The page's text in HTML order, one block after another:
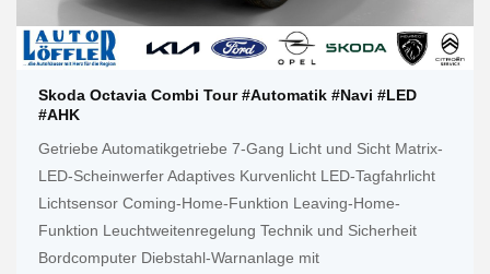
Skoda Octavia Combi Tour #Automatik #Navi #LED
#AHK
Getriebe Automatikgetriebe 7-Gang Licht und Sicht Matrix-
LED-Scheinwerfer Adaptives Kurvenlicht LED-Tagfahrlicht
Lichtsensor Coming-Home-Funktion Leaving-Home-
Funktion Leuchtweitenregelung Technik und Sicherheit
Bordcomputer Diebstahl-Warnanlage mit